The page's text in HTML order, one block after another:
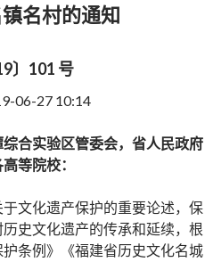
名村的通知
〕101 号
06-27 10:14
合实验区管委会，省人民政府
等院校：
文化遗产保护的重要论述，保
史文化遗产的传承和延续，根
条例》《福建省历史文化名城